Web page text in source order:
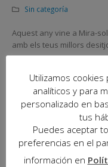
Sin categoría
Aquest any vine a Mira-
amb els teus millors
Utilizamos
analíticos y para
personalizado en
tus
Puedes aceptar
preferencias en el
información en